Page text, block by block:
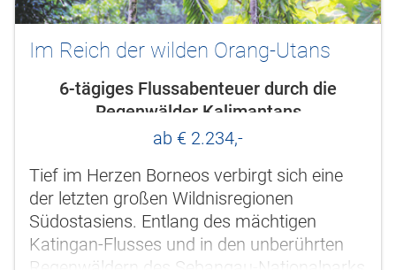
Im Reich der wilden Orang-Utans
6-tägiges Flussabenteuer durch die
Regenwälder Kalimantans
ab € 2.234,-
Tief im Herzen Borneos verbirgt sich eine
der letzten großen Wildnisregionen
Südostasiens. Entlang des mächtigen
Katingan-Flusses und in den unberührten